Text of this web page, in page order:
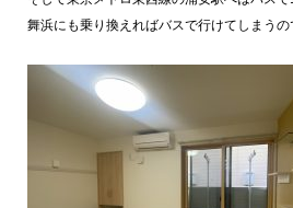
舞浜にも乗り換えればバスで行けてしまう